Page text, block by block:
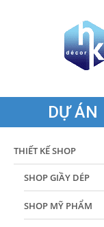
DỰ ÁN
THIẾT KẾ SHOP
SHOP GIẦY DÉP
SHOP MỸ PHẨM